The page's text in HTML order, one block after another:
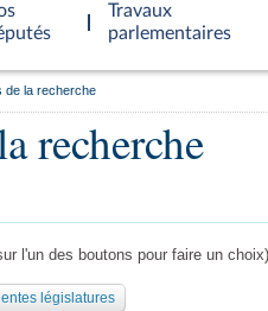
Travaux
parlementaires
de la recherche
recherche
l'un des boutons pour faire un choix)
législatures